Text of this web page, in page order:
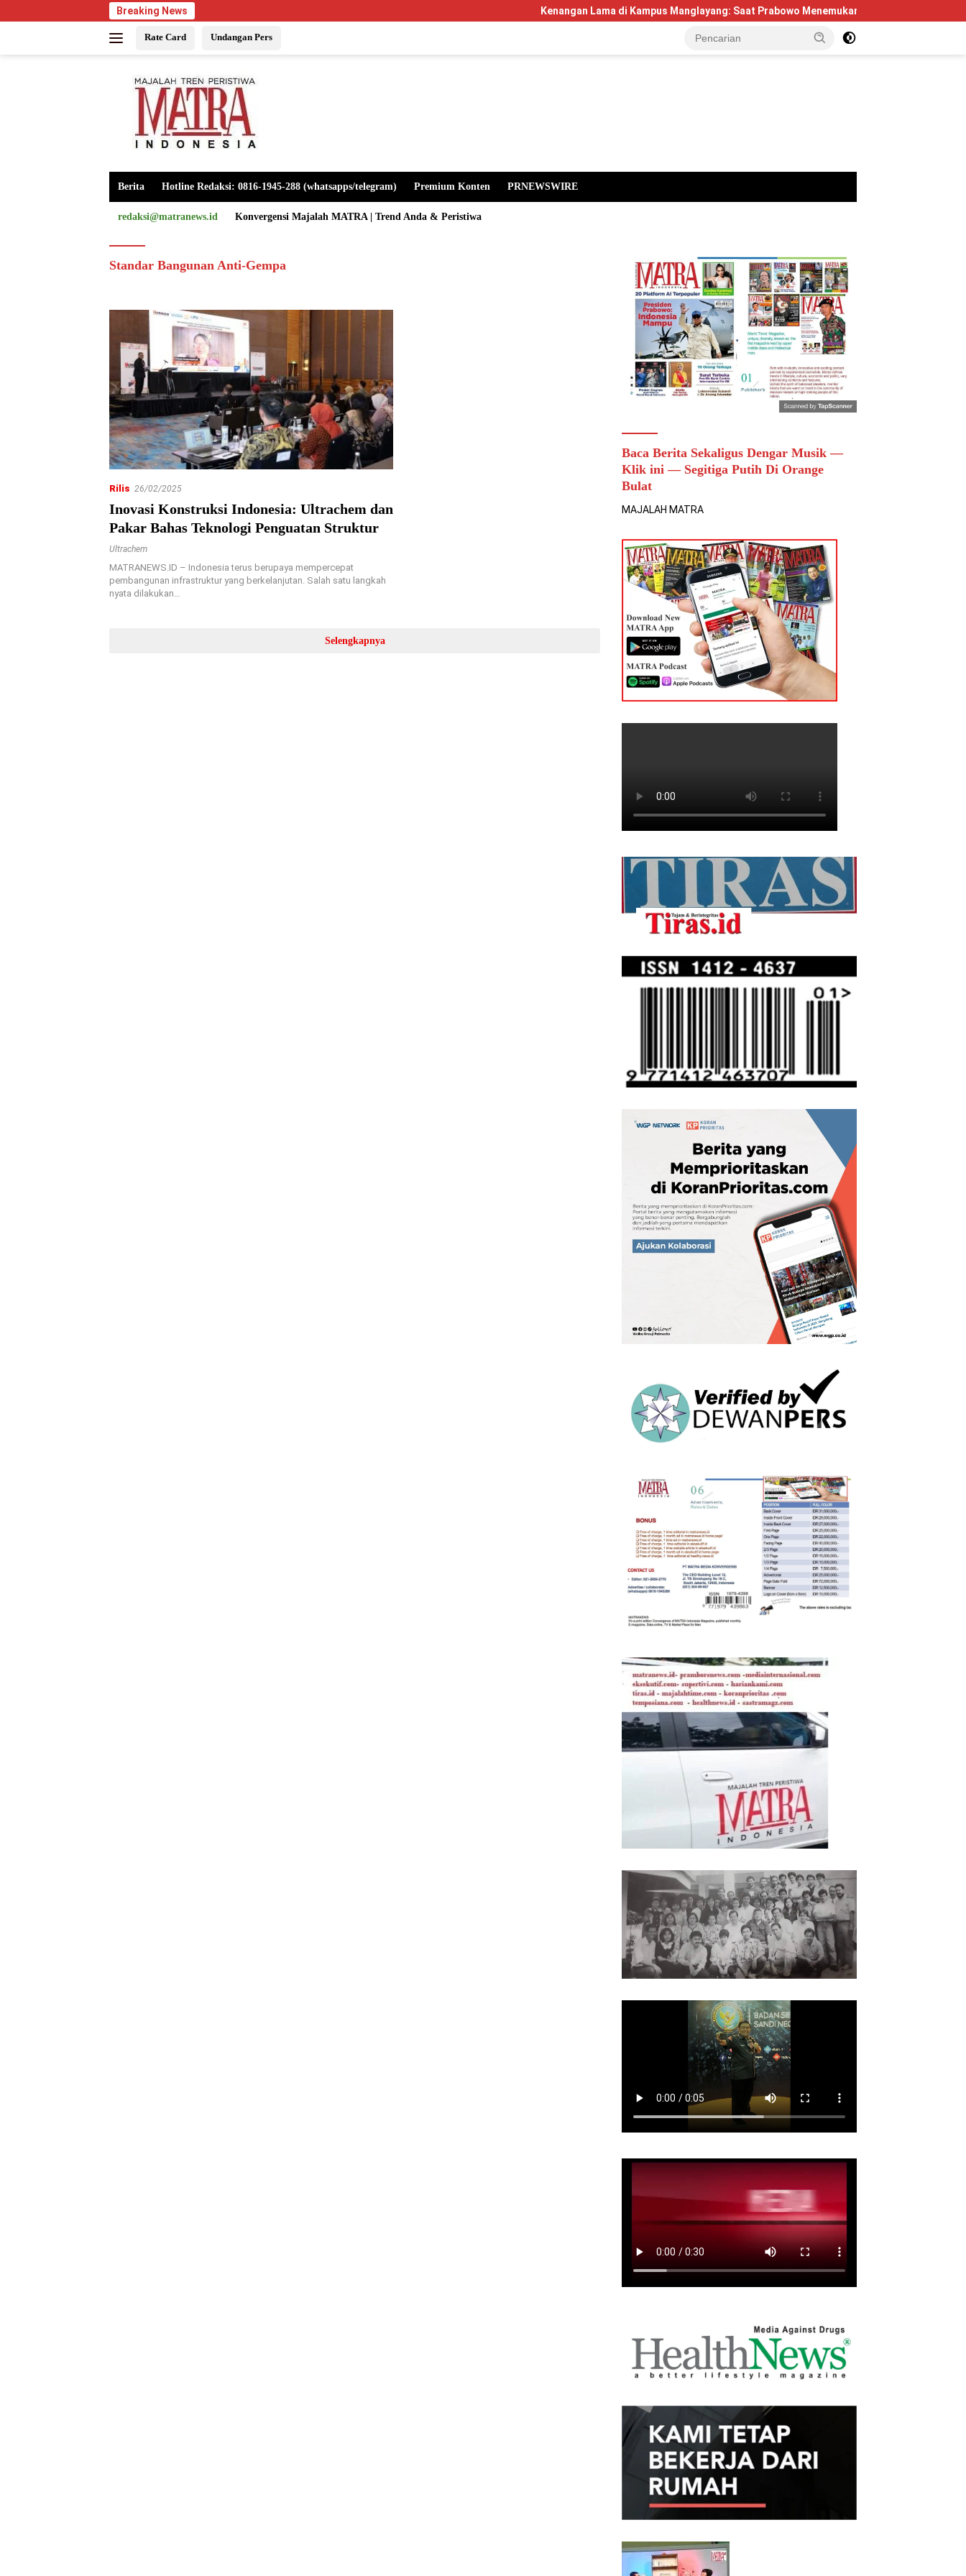
ke
Breaking News Kenangan Lama di Kampus Manglayang: Saat Prabowo Menemukan Kembali Jejak Sejarah IPDN
Rate Card Undangan Pers
Berita Hotline Redaksi: 0816-1945-288 (whatsapps/telegram) Premium Konten PRNEWSWIRE
redaksi@matranews.id Konvergensi Majalah MATRA | Trend Anda & Peristiwa
Standar Bangunan Anti-Gempa
Rilis 26/02/2025
Inovasi Konstruksi Indonesia: Ultrachem dan
Pakar Bahas Teknologi Penguatan Struktur
Ultrachem
MATRANEWS.ID – Indonesia terus berupaya mempercepat
pembangunan infrastruktur yang berkelanjutan. Salah satu langkah
nyata dilakukan…
Selengkapnya
Baca Berita Sekaligus Dengar Musik —
Klik ini — Segitiga Putih Di Orange
Bulat
MAJALAH MATRA